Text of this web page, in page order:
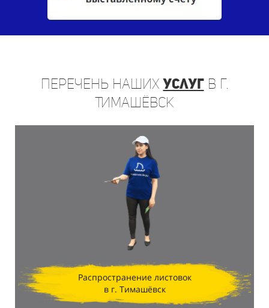
Перечень нашихуслугв г.
Тимашёвск
Распространение листовок
в г. Тимашёвск